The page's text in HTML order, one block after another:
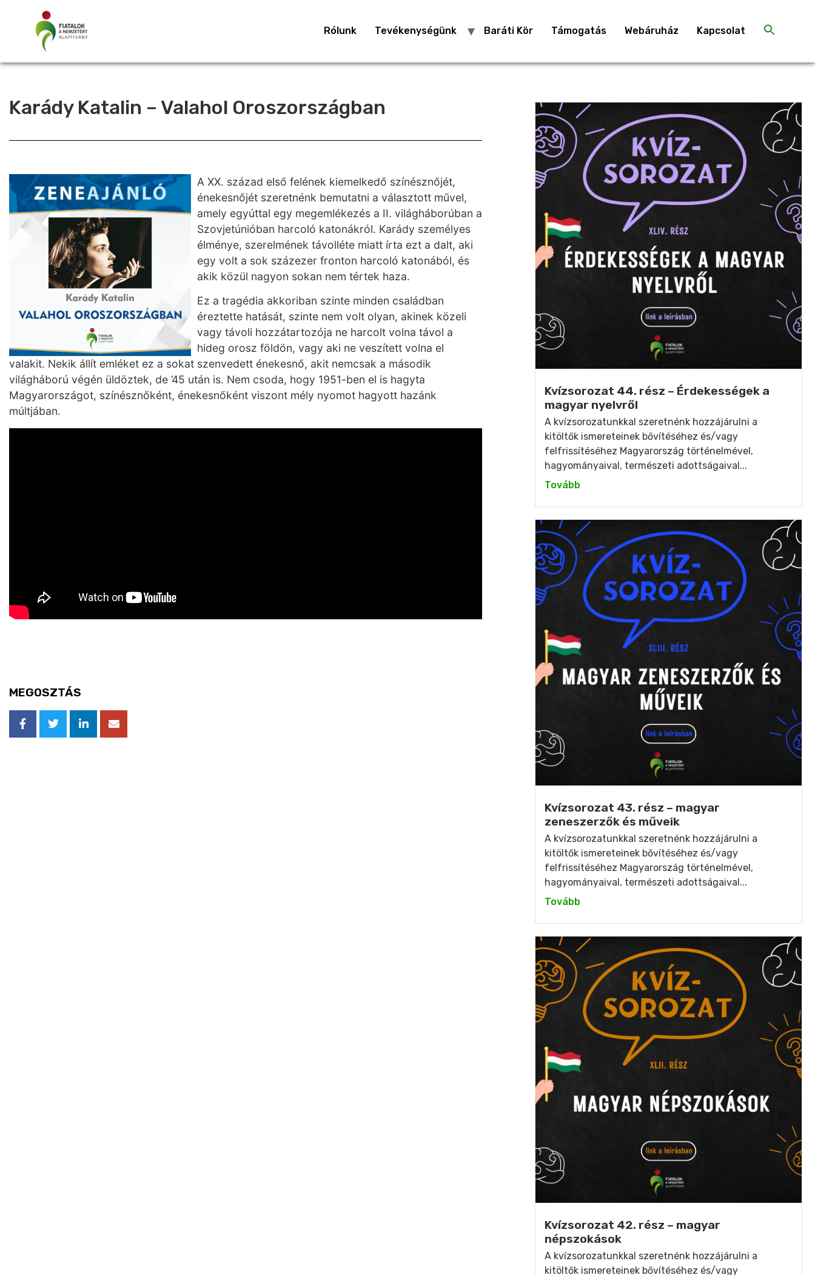
Rólunk Tevékenységünk Baráti Kör Támogatás Webáruház Kapcsolat
Karády Katalin – Valahol Oroszországban
A XX. század első felének kiemelkedő színésznőjét,
énekesnőjét szeretnénk bemutatni a választott művel,
amely egyúttal egy megemlékezés a II. világháborúban a
Szovjetúnióban harcoló katonákról. Karády személyes
élménye, szerelmének távolléte miatt írta ezt a dalt, aki
egy volt a sok százezer fronton harcoló katonából, és
akik közül nagyon sokan nem tértek haza.
Ez a tragédia akkoriban szinte minden családban
éreztette hatását, szinte nem volt olyan, akinek közeli
vagy távoli hozzátartozója ne harcolt volna távol a
hideg orosz földön, vagy aki ne veszített volna el
valakit. Nekik állít emléket ez a sokat szenvedett énekesnő, akit nemcsak a második
világháború végén üldöztek, de ’45 után is. Nem csoda, hogy 1951-ben el is hagyta
Magyarországot, színésznőként, énekesnőként viszont mély nyomot hagyott hazánk
múltjában.
MEGOSZTÁS
Kvízsorozat 44. rész – Érdekességek a
magyar nyelvről
A kvízsorozatunkkal szeretnénk hozzájárulni a
kitöltők ismereteinek bővítéséhez és/vagy
felfrissítéséhez Magyarország történelmével,
hagyományaival, természeti adottságaival...
Tovább
Kvízsorozat 43. rész – magyar
zeneszerzők és műveik
A kvízsorozatunkkal szeretnénk hozzájárulni a
kitöltők ismereteinek bővítéséhez és/vagy
felfrissítéséhez Magyarország történelmével,
hagyományaival, természeti adottságaival...
Tovább
Kvízsorozat 42. rész – magyar
népszokások
A kvízsorozatunkkal szeretnénk hozzájárulni a
kitöltők ismereteinek bővítéséhez és/vagy